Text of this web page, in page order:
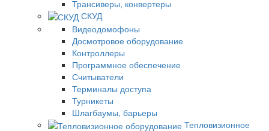
Трансиверы, конвертеры
СКУД
Видеодомофоны
Досмотровое оборудование
Контроллеры
Программное обеспечение
Считыватели
Терминалы доступа
Турникеты
Шлагбаумы, барьеры
Тепловизионное